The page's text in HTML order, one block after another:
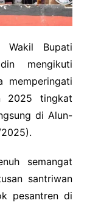
Wakil Bupati
mengikuti
memperingati
2025 tingkat
di Alun-
semangat
santriwan
pesantren di